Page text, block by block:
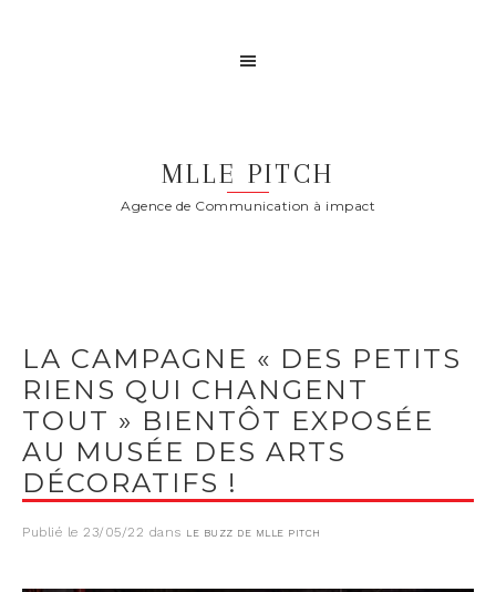
MLLE PITCH
Agence de Communication à impact
LA CAMPAGNE « DES PETITS
RIENS QUI CHANGENT
TOUT » BIENTÔT EXPOSÉE
AU MUSÉE DES ARTS
DÉCORATIFS !
Publié le 23/05/22 dans LE BUZZ DE MLLE PITCH